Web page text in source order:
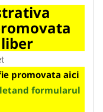
promovata aici
formularul